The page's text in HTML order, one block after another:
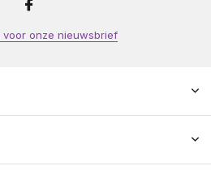
voor onze nieuwsbrief